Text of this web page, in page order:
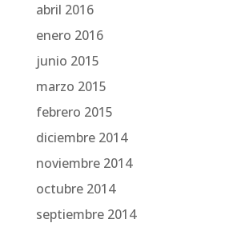
abril 2016
enero 2016
junio 2015
marzo 2015
febrero 2015
diciembre 2014
noviembre 2014
octubre 2014
septiembre 2014